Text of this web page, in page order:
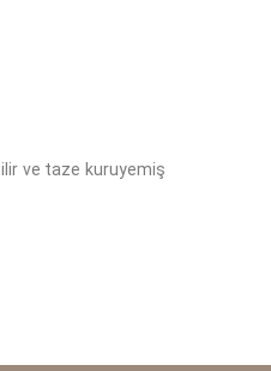
ve taze kuruyemiş